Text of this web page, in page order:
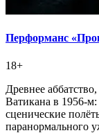
Перформанс
18+
Древнее
Ватикана в 1956-
сценические
паранормального